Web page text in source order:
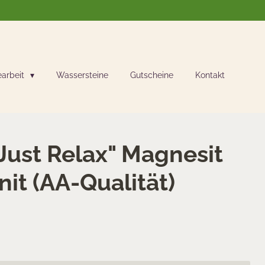
Wassersteine Gutscheine Kontakt
Relax" Magnesit
(AA-Qualität)